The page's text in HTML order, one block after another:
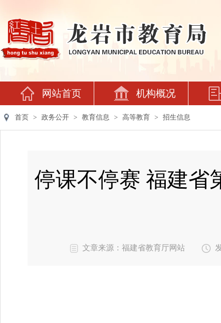
网站首页 机构概况
首页 > 政务公开 > 教育信息 > 高等教育 > 招生信息
停课不停赛 福建省
文章来源：福建省教育厅网站